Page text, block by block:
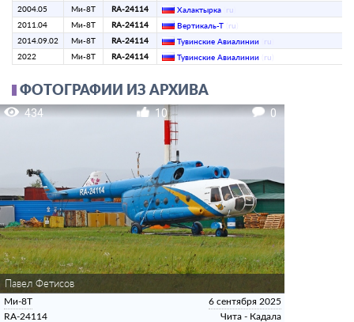
2004.05
Ми-8Т RA-24114 Халактырка ru
2011.04
Ми-8Т RA-24114 Вертикаль-Т ru
2014.09.02
Ми-8Т RA-24114 Тувинские Авиалинии ru
2022
Ми-8Т RA-24114 Тувинские Авиалинии ru
ФОТОГРАФИИ ИЗ АРХИВА
434 10 0
Павел Фетисов
Ми-8Т
RA-24114
6 сентября 2025
Чита - Кадала